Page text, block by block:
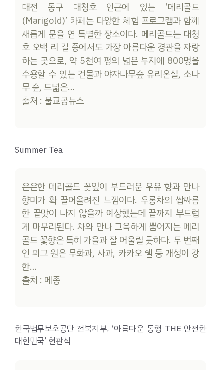
대전 동구 대청호 인근에 있는 ‘메리골드
(Marigold)’ 카페는 다양한 체험 프로그램과 함께
새롭게 문을 연 특별한 장소이다. 메리골드는 대청
호 오백 리 길 중에서도 가장 아름다운 경관을 자랑
하는 곳으로, 약 5천여 평의 넓은 부지에 800명을
수용할 수 있는 건물과 야자나무숲 유리온실, 소나
무 숲, 드넓은…
출처 : 불교공뉴스
Summer Tea
은은한 메리골드 꽃잎이 부드러운 우유 향과 만나
향미가 확 끌어올려진 느낌이다. 우롱차의 쌉싸름
한 끝맛이 나지 않을까 예상했는데 끝까지 부드럽
게 마무리된다. 차와 만나 그윽하게 뿜어지는 메리
골드 꽃향은 특히 가을과 잘 어울릴 듯하다. 두 번째
인 피그 원은 무화과, 사과, 카카오 쉘 등 개성이 강
한…
출처 : 메종
한국법무보호공단 전북지부, ‘아름다운 동행 THE 안전한
대한민국’ 현판식